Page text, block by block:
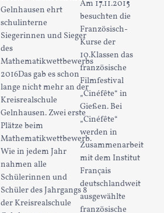
Gelnhausen ehrt
schulinterne
Siegerinnen und Sieger
des
Mathematikwettbewerbs
2016Das gab es schon
lange nicht mehr an der
Kreisrealschule
Gelnhausen. Zwei erste
Plätze beim
Mathematikwettbewerb.
Wie in jedem Jahr
nahmen alle
Schülerinnen und
Schüler des Jahrgangs 8
der Kreisrealschule
Am 17.11.2015
besuchten die
Französisch-
Kurse der
10.Klassen das
französische
Filmfestival
„Cinéfête“ in
Gießen. Bei
„Cinéfête“
werden in
Zusammenarbeit
mit dem Institut
Français
deutschlandweit
ausgewählte
französische